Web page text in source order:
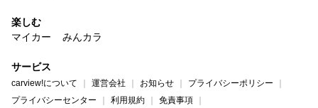
楽しむ
マイカー
みんカラ
サービス
carview!について 運営会社 お知らせ
プライバシーポリシー
プライバシーセンター
利用規約 免責事項